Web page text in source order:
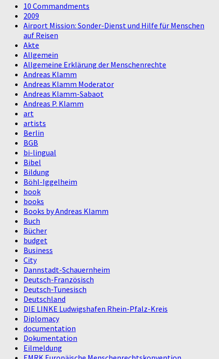
10 Commandments
2009
Airport Mission: Sonder-Dienst und Hilfe für Menschen
auf Reisen
Akte
Allgemein
Allgemeine Erklärung der Menschenrechte
Andreas Klamm
Andreas Klamm Moderator
Andreas Klamm-Sabaot
Andreas P. Klamm
art
artists
Berlin
BGB
bi-lingual
Bibel
Bildung
Böhl-Iggelheim
book
books
Books by Andreas Klamm
Buch
Bücher
budget
Business
City
Dannstadt-Schauernheim
Deutsch-Französisch
Deutsch-Tunesisch
Deutschland
DIE LINKE Ludwigshafen Rhein-Pfalz-Kreis
Diplomacy
documentation
Dokumentation
Eilmeldung